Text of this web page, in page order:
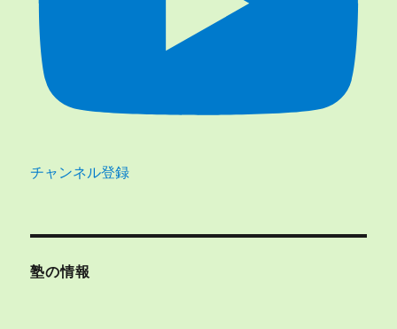
チャンネル登録
塾の情報